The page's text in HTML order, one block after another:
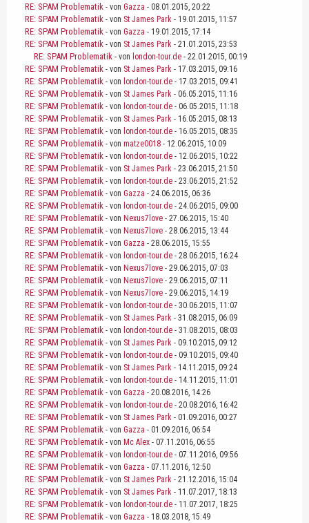
RE: SPAM Problematik - von Gazza - 08.01.2015, 20:22
RE: SPAM Problematik - von St James Park - 19.01.2015, 11:57
RE: SPAM Problematik - von Gazza - 19.01.2015, 17:14
RE: SPAM Problematik - von St James Park - 21.01.2015, 23:53
RE: SPAM Problematik - von london-tour.de - 22.01.2015, 00:19
RE: SPAM Problematik - von St James Park - 17.03.2015, 09:16
RE: SPAM Problematik - von london-tour.de - 17.03.2015, 09:41
RE: SPAM Problematik - von St James Park - 06.05.2015, 11:16
RE: SPAM Problematik - von london-tour.de - 06.05.2015, 11:18
RE: SPAM Problematik - von St James Park - 16.05.2015, 08:13
RE: SPAM Problematik - von london-tour.de - 16.05.2015, 08:35
RE: SPAM Problematik - von matze0018 - 12.06.2015, 10:09
RE: SPAM Problematik - von london-tour.de - 12.06.2015, 10:22
RE: SPAM Problematik - von St James Park - 23.06.2015, 21:50
RE: SPAM Problematik - von london-tour.de - 23.06.2015, 21:52
RE: SPAM Problematik - von Gazza - 24.06.2015, 06:36
RE: SPAM Problematik - von london-tour.de - 24.06.2015, 09:00
RE: SPAM Problematik - von Nexus7love - 27.06.2015, 15:40
RE: SPAM Problematik - von Nexus7love - 28.06.2015, 13:44
RE: SPAM Problematik - von Gazza - 28.06.2015, 15:55
RE: SPAM Problematik - von london-tour.de - 28.06.2015, 16:24
RE: SPAM Problematik - von Nexus7love - 29.06.2015, 07:03
RE: SPAM Problematik - von Nexus7love - 29.06.2015, 07:11
RE: SPAM Problematik - von Nexus7love - 29.06.2015, 14:19
RE: SPAM Problematik - von london-tour.de - 30.06.2015, 11:07
RE: SPAM Problematik - von St James Park - 31.08.2015, 06:09
RE: SPAM Problematik - von london-tour.de - 31.08.2015, 08:03
RE: SPAM Problematik - von St James Park - 09.10.2015, 09:12
RE: SPAM Problematik - von london-tour.de - 09.10.2015, 09:40
RE: SPAM Problematik - von St James Park - 14.11.2015, 09:24
RE: SPAM Problematik - von london-tour.de - 14.11.2015, 11:01
RE: SPAM Problematik - von Gazza - 20.08.2016, 14:26
RE: SPAM Problematik - von london-tour.de - 20.08.2016, 16:42
RE: SPAM Problematik - von St James Park - 01.09.2016, 00:27
RE: SPAM Problematik - von Gazza - 01.09.2016, 06:54
RE: SPAM Problematik - von Mc Alex - 07.11.2016, 06:55
RE: SPAM Problematik - von london-tour.de - 07.11.2016, 09:56
RE: SPAM Problematik - von Gazza - 07.11.2016, 12:50
RE: SPAM Problematik - von St James Park - 21.12.2016, 15:04
RE: SPAM Problematik - von St James Park - 11.07.2017, 18:13
RE: SPAM Problematik - von london-tour.de - 11.07.2017, 18:25
RE: SPAM Problematik - von Gazza - 18.03.2018, 15:49